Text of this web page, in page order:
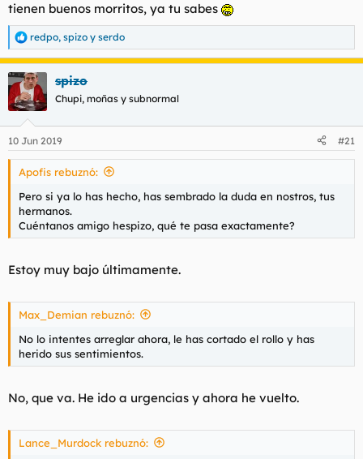
tienen buenos morritos, ya tu sabes
R
e
a
c
c
i
e
s
redpo, spizo y serdo
spizo
Chupi, moñas y subnormal
10 Jun 2019 #21
Apofis rebuznó:
Pero si ya lo has hecho, has sembrado la duda en nostros, tus
hermanos.
Cuéntanos amigo hespizo, qué te pasa exactamente?
Estoy muy bajo últimamente.
Max_Demian rebuznó:
No lo intentes arreglar ahora, le has cortado el rollo y has
herido sus sentimientos.
No, que va. He ido a urgencias y ahora he vuelto.
Lance_Murdock rebuznó: